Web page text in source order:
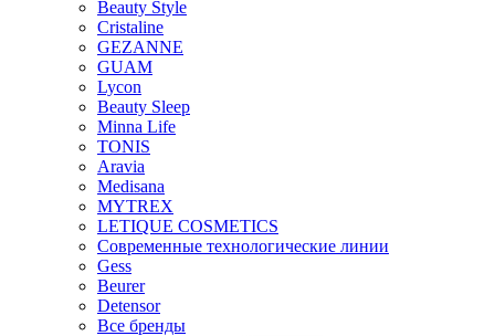
Beauty Style
Cristaline
GEZANNE
GUAM
Lycon
Beauty Sleep
Minna Life
TONIS
Aravia
Medisana
MYTREX
LETIQUE COSMETICS
Современные технологические линии
Gess
Beurer
Detensor
Все бренды